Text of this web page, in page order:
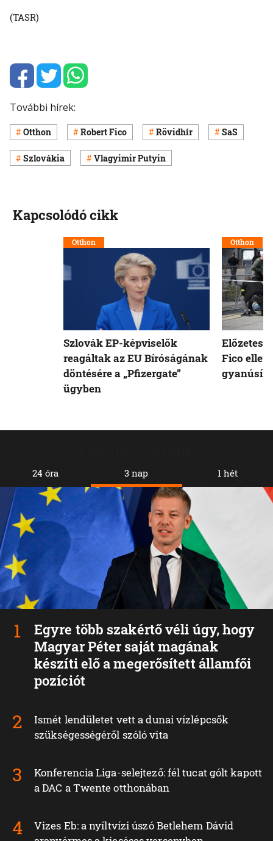
(TASR)
További hírek:
Otthon Robert Fico Rövidhír SaS
Szlovákia Vlagyimir Putyin
24 óra 3 nap
Egyre több szakértő véli úgy, hogy
Magyar Péter saját magának
készíti elő a megerősített államfői
pozíciót
Ismét lendületet vett a dunai vízlépcsők
szükségességéről szóló vita
Konferencia Liga-selejtező: fél tucat gólt kapott
a DAC a Twente otthonában
Vizes Eb: a nyíltvízi úszó Betlehem Dávid
1 hét
Kapcsolódó cikk
Otthon
Szlovák EP-képviselők
reagáltak az EU Bíróságának
döntésére a „Pfizergate”
ügyben
Otthon
Fico